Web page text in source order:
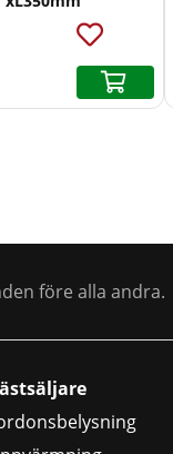
före alla andra.